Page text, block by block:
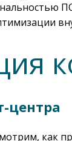
центра
как